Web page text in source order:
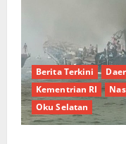
Berita Terkini
Kementrian RI
Oku Selatan